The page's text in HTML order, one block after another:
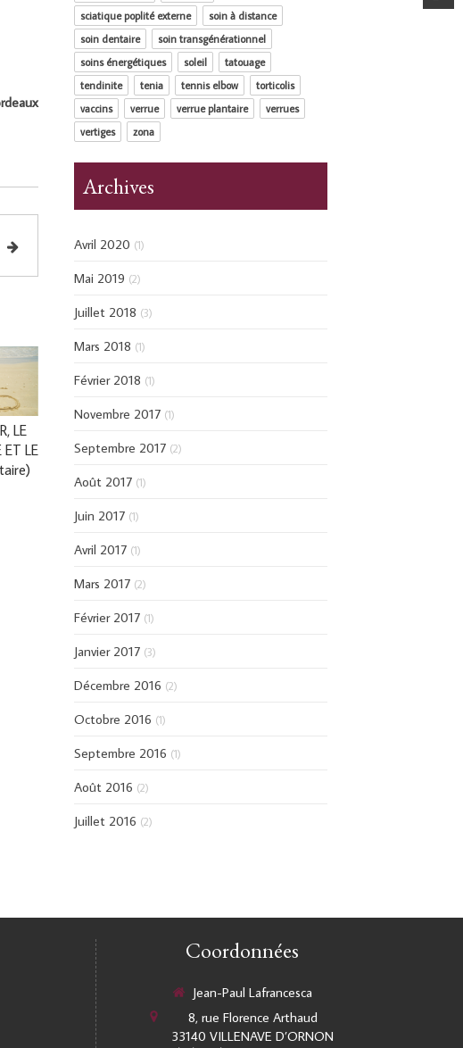
LE
ET LE
sciatique poplité externe
soin à distance
soin dentaire
soin transgénérationnel
soins énergétiques
soleil
tatouage
tendinite
tenia tennis elbow
torticolis
vaccins
verrue verrue plantaire
verrues
vertiges
zona
Archives
Avril 2020 (1)
Mai 2019 (2)
Juillet 2018 (3)
Mars 2018 (1)
Février 2018 (1)
Novembre 2017 (1)
Septembre 2017 (2)
Août 2017 (1)
Juin 2017 (1)
Avril 2017 (1)
Mars 2017 (2)
Février 2017 (1)
Janvier 2017 (3)
Décembre 2016 (2)
Octobre 2016 (1)
Septembre 2016 (1)
Août 2016 (2)
Juillet 2016 (2)
Coordonnées
Jean-Paul Lafrancesca
8, rue Florence Arthaud
33140 VILLENAVE D’ORNON